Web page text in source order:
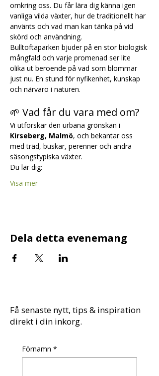
omkring oss. Du får lära dig känna igen
vanliga vilda växter, hur de traditionellt har
använts och vad man kan tänka på vid
skörd och användning.
Bulltoftaparken bjuder på en stor biologisk
mångfald och varje promenad ser lite
olika ut beroende på vad som blommar
just nu. En stund för nyfikenhet, kunskap
och närvaro i naturen.
🌱 Vad får du vara med om?
Vi utforskar den urbana grönskan i
Kirseberg, Malmö, och bekantar oss
med träd, buskar, perenner och andra
säsongstypiska växter.
Du lär dig:
Visa mer
Dela detta evenemang
Få senaste nytt, tips & inspiration
direkt i din inkorg.
Förnamn *